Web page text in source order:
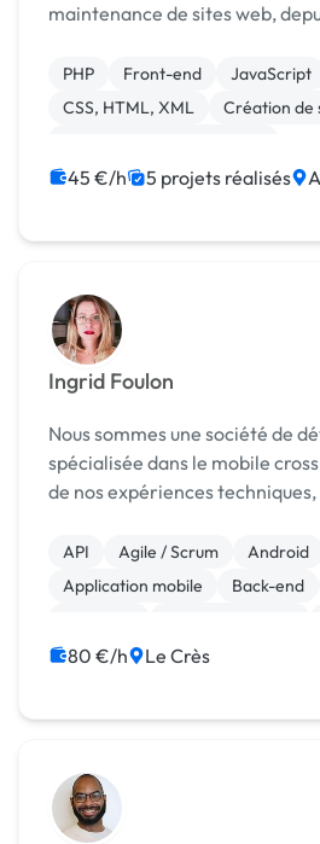
maintenance de sites web,
intégration de base de
SERVER. ...
PHP Front-end JavaScript
CSS, HTML, XML
Création de
Migration ou refonte de site
45 €/h 5 projets réalisés
Ingrid Foulon
Nous sommes une société de
spécialisée dans le mobile
de nos expériences
vos besoins en
vous pro...
API Agile / Scrum Android
Application mobile
Back-end
80 €/h Le Crès